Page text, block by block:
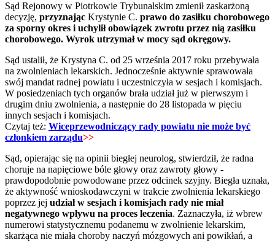
Sąd Rejonowy w Piotrkowie Trybunalskim zmienił zaskarżoną
decyzję, przyznając Krystynie C. prawo do zasiłku chorobowego
za sporny okres i uchylił obowiązek zwrotu przez nią zasiłku
chorobowego. Wyrok utrzymał w mocy sąd okręgowy.
Sąd ustalił, że Krystyna C. od 25 września 2017 roku przebywała
na zwolnieniach lekarskich. Jednocześnie aktywnie sprawowała
swój mandat radnej powiatu i uczestniczyła w sesjach i komisjach.
W posiedzeniach tych organów brała udział już w pierwszym i
drugim dniu zwolnienia, a następnie do 28 listopada w pięciu
innych sesjach i komisjach.
Czytaj też: Wiceprzewodniczący rady powiatu nie może być
członkiem zarządu>>
Sąd, opierając się na opinii biegłej neurolog, stwierdził, że radna
choruje na napięciowe bóle głowy oraz zawroty głowy -
prawdopodobnie powodowane przez odcinek szyjny. Biegła uznała,
że aktywność wnioskodawczyni w trakcie zwolnienia lekarskiego
poprzez jej udział w sesjach i komisjach rady nie miał
negatywnego wpływu na proces leczenia. Zaznaczyła, iż wbrew
numerowi statystycznemu podanemu w zwolnienie lekarskim,
skarżąca nie miała choroby naczyń mózgowych ani powikłań, a